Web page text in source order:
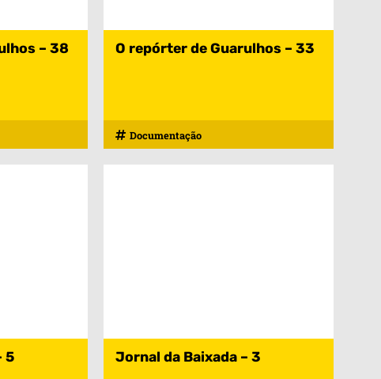
– 38 O repórter de Guarulhos – 33
Documentação
5 Jornal da Baixada – 3